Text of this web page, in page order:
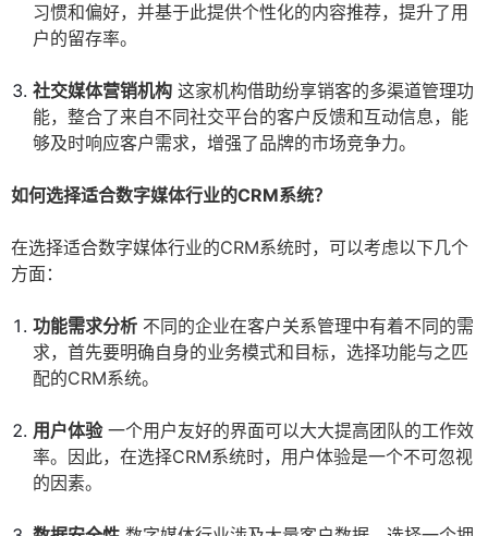
习惯和偏好，并基于此提供个性化的内容推荐，提升了用
户的留存率。
社交媒体营销机构 这家机构借助纷享销客的多渠道管理功
能，整合了来自不同社交平台的客户反馈和互动信息，能
够及时响应客户需求，增强了品牌的市场竞争力。
如何选择适合数字媒体行业的CRM系统？
在选择适合数字媒体行业的CRM系统时，可以考虑以下几个
方面：
功能需求分析 不同的企业在客户关系管理中有着不同的需
求，首先要明确自身的业务模式和目标，选择功能与之匹
配的CRM系统。
用户体验一个用户友好的界面可以大大提高团队的工作效
率。因此，在选择CRM系统时，用户体验是一个不可忽视
的因素。